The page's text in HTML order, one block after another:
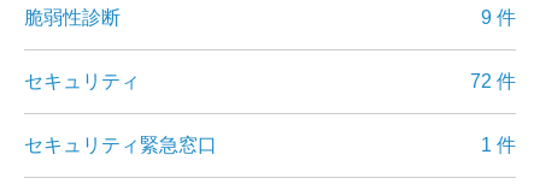
脆弱性診断 9 件
セキュリティ 72 件
セキュリティ緊急窓口 1 件